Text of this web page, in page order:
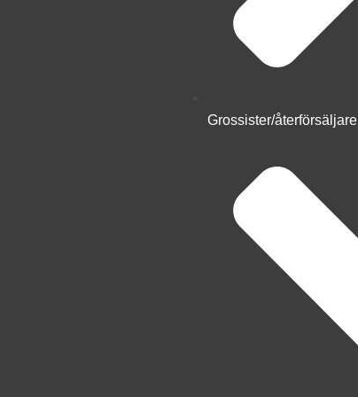
Grossister/återförsäljare